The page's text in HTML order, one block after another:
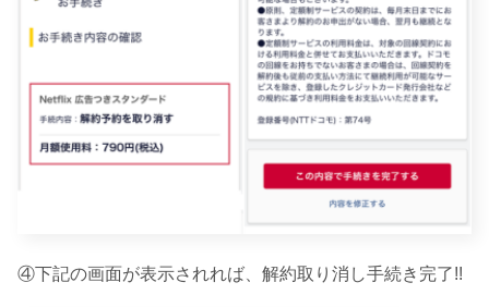
④下記の画面が表示されれば、解約取り消し手続き完了!!